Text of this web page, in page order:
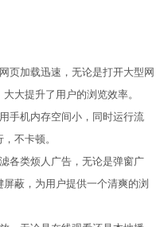
页加载迅速，无论是打开大型网
大提升了用户的浏览效率。
手机内存空间小，同时运行流
不卡顿。
各类烦人广告，无论是弹窗广
蔽，为用户提供一个清爽的浏